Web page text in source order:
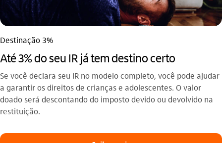
Destinação 3%
Até 3% do seu IR já tem destino certo
Se você declara seu IR no modelo completo, você pode ajudar
a garantir os direitos de crianças e adolescentes. O valor
doado será descontando do imposto devido ou devolvido na
restituição.